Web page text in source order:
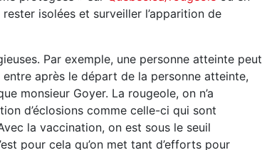
isolées et surveiller l’apparition de
Par exemple, une personne atteinte peut
après le départ de la personne atteinte,
monsieur Goyer. La rougeole, on n’a
d’éclosions comme celle-ci qui sont
la vaccination, on est sous le seuil
pour cela qu’on met tant d’efforts pour